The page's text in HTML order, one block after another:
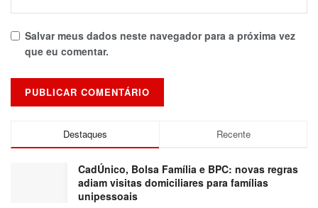
Salvar meus dados neste navegador para a próxima vez
que eu comentar.
Destaques Recente
CadÚnico, Bolsa Família e BPC: novas regras
adiam visitas domiciliares para famílias
unipessoais